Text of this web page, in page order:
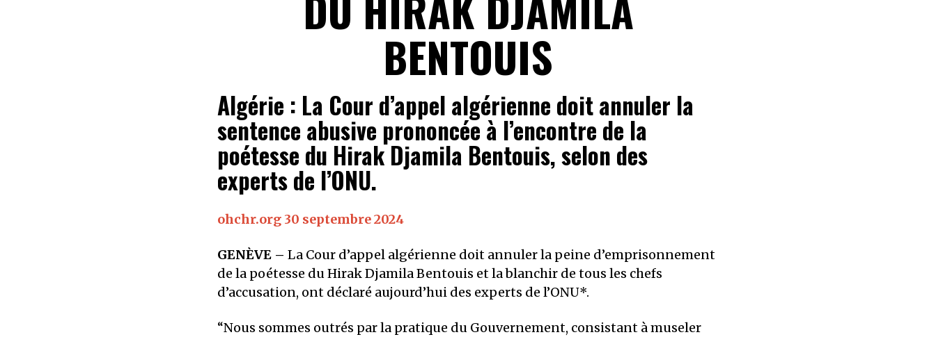
BENTOUIS
Algérie : La Cour d’appel algérienne doit annuler la
sentence abusive prononcée à l’encontre de la
poétesse du Hirak Djamila Bentouis, selon des
experts de l’ONU.
ohchr.org 30 septembre 2024
GENÈVE – La Cour d’appel algérienne doit annuler la peine d’emprisonnement
de la poétesse du Hirak Djamila Bentouis et la blanchir de tous les chefs
d’accusation, ont déclaré aujourd’hui des experts de l’ONU*.
“Nous sommes outrés par la pratique du Gouvernement, consistant à museler